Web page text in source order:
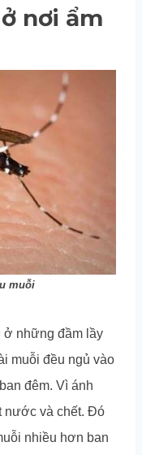
nơi ẩm
muỗi
ở những đầm lầy
muỗi đều ngủ vào
đêm. Vì ánh
nước và chết. Đó
nhiều hơn ban